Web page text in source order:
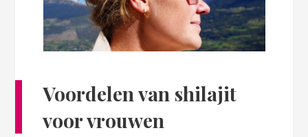
Voordelen van shilajit
voor vrouwen